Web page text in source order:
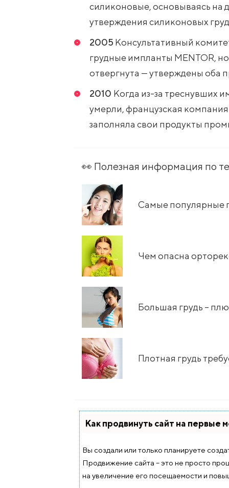
силиконовые, основываясь на
утверждения силиконовых
2005 Консультативный
грудные импланты MENTOR,
отвергнута — утверждены оба
2010 Когда из-за треснувших
умерли, французская
заполняла свои продукты
👀 Полезная информация по
Самые популярные
Чем опасна
​Большая грудь –
Плотная грудь
Как продвинуть сайт на первые
Вы создали или только планируете
Продвижение сайта – это не просто
на увеличение его посещаемости и